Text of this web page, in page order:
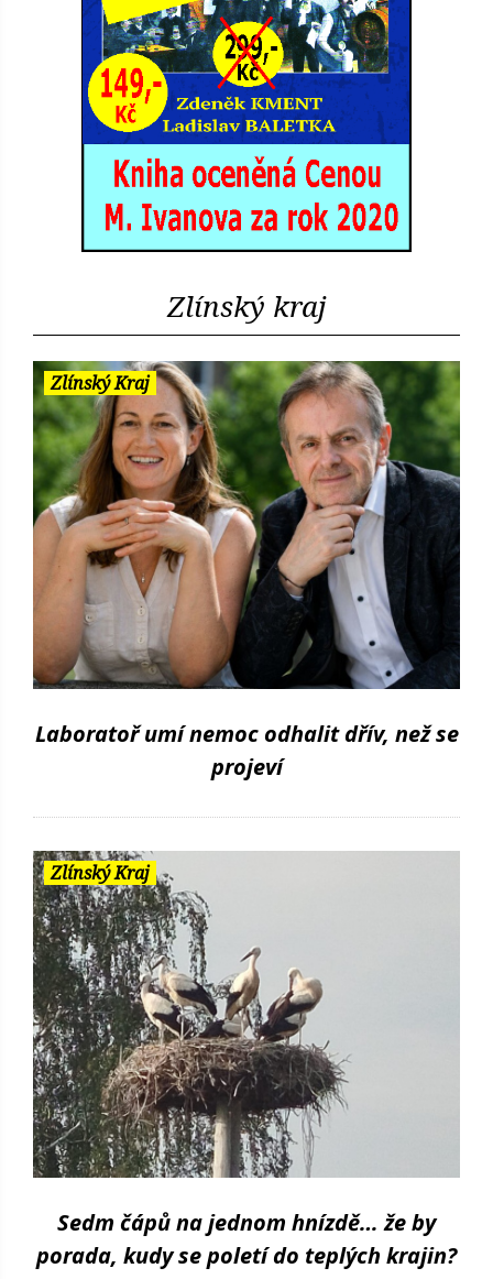
Zlínský kraj
Zlínský Kraj
Laboratoř umí nemoc odhalit dřív, než se
projeví
Zlínský Kraj
Sedm čápů na jednom hnízdě… že by
porada, kudy se poletí do teplých krajin?